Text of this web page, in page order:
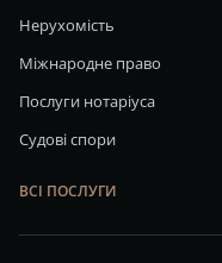
Нерухомість
Міжнародне право
Послуги нотаріуса
Судові спори
ВСІ ПОСЛУГИ